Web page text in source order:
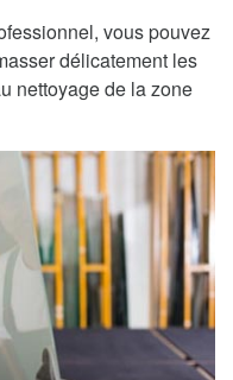
vous pouvez
délicatement les
nettoyage de la zone